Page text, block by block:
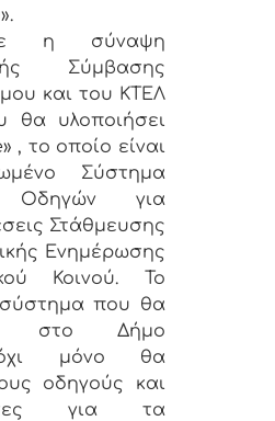
η σύναψη
Σύμβασης
και του ΚΤΕΛ
θα υλοποιήσει
, το οποίο είναι
Σύστημα
Οδηγών για
Στάθμευσης
Ενημέρωσης
Κοινού. Το
σύστημα που θα
στο Δήμο
όχι μόνο θα
οδηγούς και
για τα